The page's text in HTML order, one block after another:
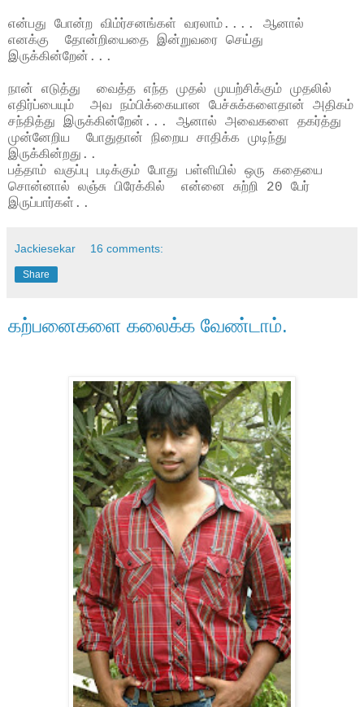
என்பது போன்ற விம்ர்சனங்கள் வரலாம்.... ஆனால்
எனக்கு தோன்றியைதை இன்றுவரை செய்து
இருக்கின்றேன்...
நான் எடுத்து வைத்த எந்த முதல் முயற்சிக்கும் முதலில்
எதிர்ப்பையும் அவ நம்பிக்கையான பேச்சுக்களைதான் அதிகம்
சந்தித்து இருக்கின்றேன்... ஆனால் அவைகளை தகர்த்து
முன்னேறிய போதுதான் நிறைய சாதிக்க முடிந்து
இருக்கின்றது..
பத்தாம் வகுப்பு படிக்கும் போது பள்ளியில் ஒரு கதையை
சொன்னால் லஞ்சு பிரேக்கில் என்னை சுற்றி 20 பேர்
இருப்பார்கள்..
Jackiesekar 16 comments:
Share
கற்பனைகளை கலைக்க வேண்டாம்.